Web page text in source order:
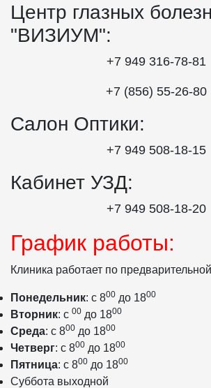
Центр глазных
"ВИЗИУМ":
+7 949 316-78-81
+7 (856) 55‑26‑80
Салон Оптики:
+7 949 508‑18‑15
Кабинет УЗД:
+7 949 508‑18‑20
График работы:
Клиника работает по
Понедельник: с 800 до 1800
Вторник: с 00 до 1800
Среда: с 800 до 1800
Четверг: с 800 до 1800
Пятница: с 800 до 1800
Суббота выходной